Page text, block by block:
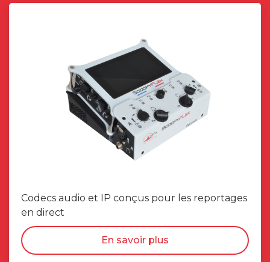
Codecs audio et IP conçus pour les reportages
en direct
En savoir plus